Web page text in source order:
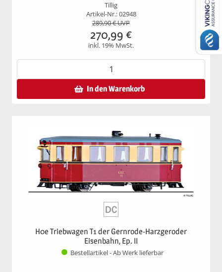
Tillig
Artikel-Nr.: 02948
289,90€ UVP
270,99 €
inkl. 19% MwSt.
In den Warenkorb
H0e Triebwagen T1 der Gernrode-Harzgeroder
Eisenbahn, Ep. II
Bestellartikel - Ab Werk lieferbar